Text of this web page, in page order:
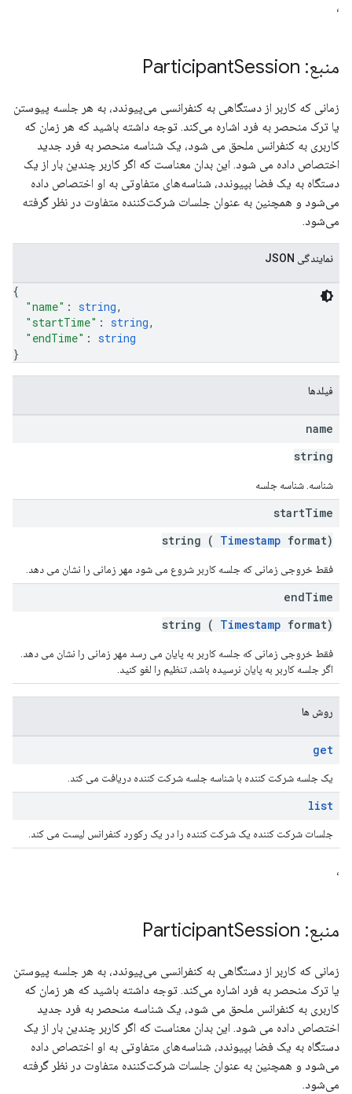
،
منبع: Participant Session
زمانی که کاربر از دستگاهی به کنفرانسی می‌پیوندد، به هر جلسه پیوستن
یا ترک منحصر به فرد اشاره می‌کند. توجه داشته باشید که هر زمان که
کاربری به کنفرانس ملحق می شود، یک شناسه منحصر به فرد جدید
اختصاص داده می شود. این بدان معناست که اگر کاربر چندین بار از یک
دستگاه به یک فضا بپیوندد، شناسه‌های متفاوتی به او اختصاص داده
می‌شود و همچنین به عنوان جلسات شرکت‌کننده متفاوت در نظر گرفته
می‌شود.
نمایندگی JSON
{
"name" : string,
"startTime" : string,
"endTime" : string
}
فیلدها
name
string
شناسه. شناسه جلسه
startTime
string ( Timestamp format)
فقط خروجی زمانی که جلسه کاربر شروع می شود مهر زمانی را نشان می دهد.
endTime
string ( Timestamp format)
فقط خروجی زمانی که جلسه کاربر به پایان می رسد مهر زمانی را نشان می دهد.
اگر جلسه کاربر به پایان نرسیده باشد، تنظیم را لغو کنید.
روش ها
get
یک جلسه شرکت کننده با شناسه جلسه شرکت کننده دریافت می کند.
list
جلسات شرکت کننده یک شرکت کننده را در یک رکورد کنفرانس لیست می کند.
،
منبع: Participant Session
زمانی که کاربر از دستگاهی به کنفرانسی می‌پیوندد، به هر جلسه پیوستن
یا ترک منحصر به فرد اشاره می‌کند. توجه داشته باشید که هر زمان که
کاربری به کنفرانس ملحق می شود، یک شناسه منحصر به فرد جدید
اختصاص داده می شود. این بدان معناست که اگر کاربر چندین بار از یک
دستگاه به یک فضا بپیوندد، شناسه‌های متفاوتی به او اختصاص داده
می‌شود و همچنین به عنوان جلسات شرکت‌کننده متفاوت در نظر گرفته
می‌شود.